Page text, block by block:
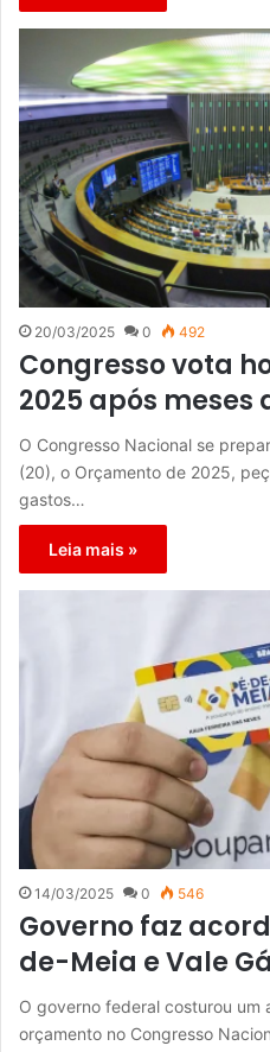
20/03/2025 0 492
Congresso vota
2025 após meses
O Congresso Nacional se
(20), o Orçamento de 2025,
gastos…
Leia mais »
14/03/2025 0 546
Governo faz
de-Meia e Vale
O governo federal costurou um
orçamento no Congresso